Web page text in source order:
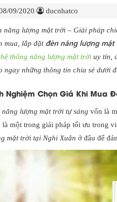
09/2020 ducnhatco
năng lượng mặt trời – Giải pháp
mua, lắp đặt đèn năng lượng
hệ thống năng lượng mặt trời uy tín,
ngay những thông tin chia sẻ dưới
Nghiệm Chọn Giá Khi Mua
lượng mặt trời tự sáng vốn là
là một trong giải pháp tối ưu trong
mặt trời tại Nghi Xuân ở đâu để